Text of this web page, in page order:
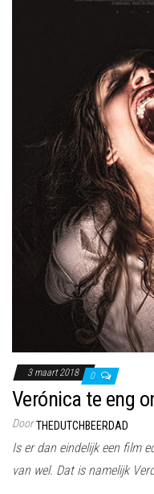
3 maart 2018 0
Verónica te eng
Door THEDUTCHBEERDAD
Is er dan eindelijk een film
van wel. Dat is namelijk